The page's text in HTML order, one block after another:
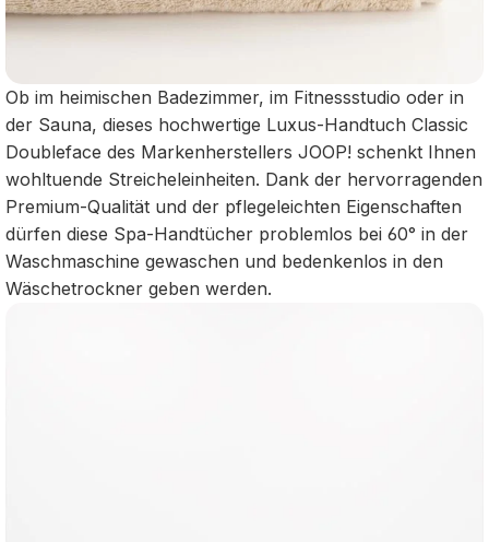
Ob im heimischen Badezimmer, im Fitnessstudio oder in
der Sauna, dieses hochwertige Luxus-Handtuch Classic
Doubleface des Markenherstellers JOOP! schenkt Ihnen
wohltuende Streicheleinheiten. Dank der hervorragenden
Premium-Qualität und der pflegeleichten Eigenschaften
dürfen diese Spa-Handtücher problemlos bei 60° in der
Waschmaschine gewaschen und bedenkenlos in den
Wäschetrockner geben werden.